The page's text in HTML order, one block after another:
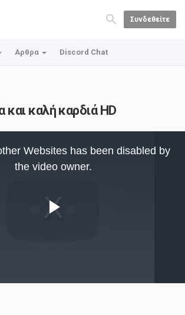
Συνδεθείτε
Αρθρα Discord Chat
καλή καρδιά HD
Video
Websites has been disabled by
the video owner.